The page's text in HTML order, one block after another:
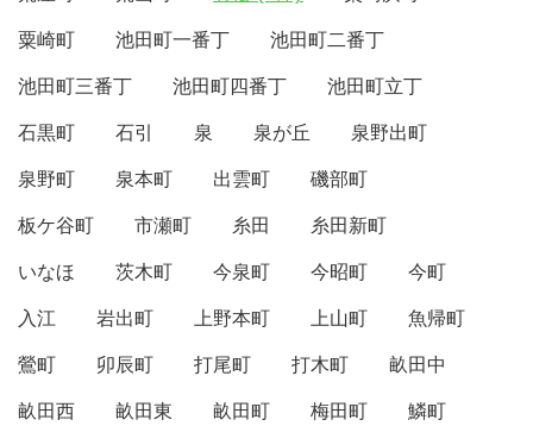
粟崎町
池田町一番丁
池田町二番丁
池田町三番丁
池田町四番丁
池田町立丁
石黒町
石引 泉 泉が丘
泉野出町
泉野町
泉本町 出雲町
磯部町
板ケ谷町
市瀬町 糸田
糸田新町
いなほ
茨木町 今泉町 今昭町
今町
入江
岩出町 上野本町 上山町
魚帰町
鶯町
卯辰町 打尾町 打木町
畝田中
畝田西
畝田東 畝田町 梅田町
鱗町